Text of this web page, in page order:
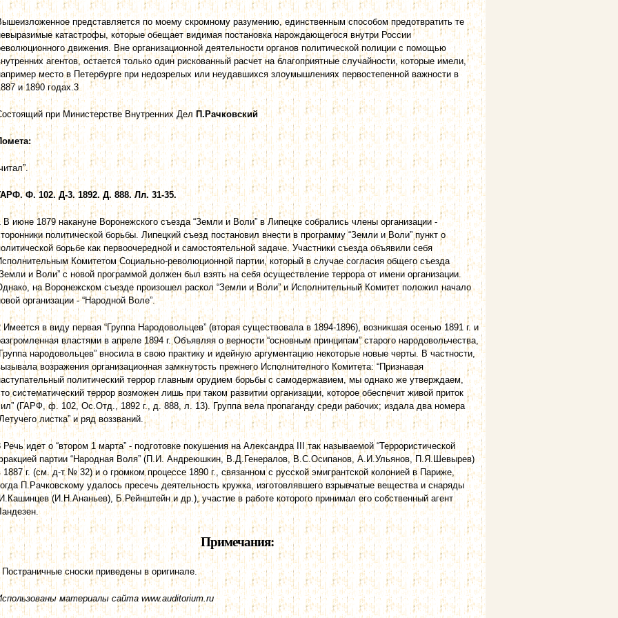
представляется по моему скромному разумению, единственным способом предотвратить те
катастрофы, которые обещает видимая постановка нарождающегося внутри России
движения. Вне организационной деятельности органов политической полиции с помощью
агентов, остается только один рискованный расчет на благоприятные случайности, которые имели,
место в Петербурге при недозрелых или неудавшихся злоумышлениях первостепенной важности в
и 1890 годах.3
при Министерстве Внутренних ДелП.Рачковский
Ф. 102. Д-3. 1892. Д. 888. Лл. 31-35.
В июне 1879 накануне Воронежского съезда “Земли и Воли” в Липецке собрались члены организации -
политической борьбы. Липецкий съезд постановил внести в программу “Земли и Воли” пункт о
борьбе как первоочередной и самостоятельной задаче. Участники съезда объявили себя
Комитетом Социально-революционной партии, который в случае согласия общего съезда
и Воли” с новой программой должен был взять на себя осуществление террора от имени организации.
на Воронежском съезде произошел раскол “Земли и Воли” и Исполнительный Комитет положил начало
организации - “Народной Воле”.
Имеется в виду первая “Группа Народовольцев” (вторая существовала в 1894-1896), возникшая осенью 1891 г. и
властями в апреле 1894 г. Объявляя о верности “основным принципам” старого народовольчества,
народовольцев” вносила в свою практику и идейную аргументацию некоторые новые черты. В частности,
возражения организационная замкнутость прежнего Исполнителного Комитета: “Признавая
политический террор главным орудием борьбы с самодержавием, мы однако же утверждаем,
систематический террор возможен лишь при таком развитии организации, которое обеспечит живой приток
(ГАРФ, ф. 102, Ос.Отд., 1892 г., д. 888, л. 13). Группа вела пропаганду среди рабочих; издала два номера
листка” и ряд воззваний.
Речь идет о “втором 1 марта” - подготовке покушения на Александра III так называемой “Террористической
партии “Народная Воля” (П.И. Андреюшкин, В.Д.Генералов, В.С.Осипанов, А.И.Ульянов, П.Я.Шевырев)
1887 г. (см. д-т № 32) и о громком процессе 1890 г., связанном с русской эмигрантской колонией в Париже,
П.Рачковскому удалось пресечь деятельность кружка, изготовлявшего взрывчатые вещества и снаряды
(И.Н.Ананьев), Б.Рейнштейн и др.), участие в работе которого принимал его собственный агент
Примечания:
Постраничные сноски приведены в оригинале.
материалы сайта www.auditorium.ru